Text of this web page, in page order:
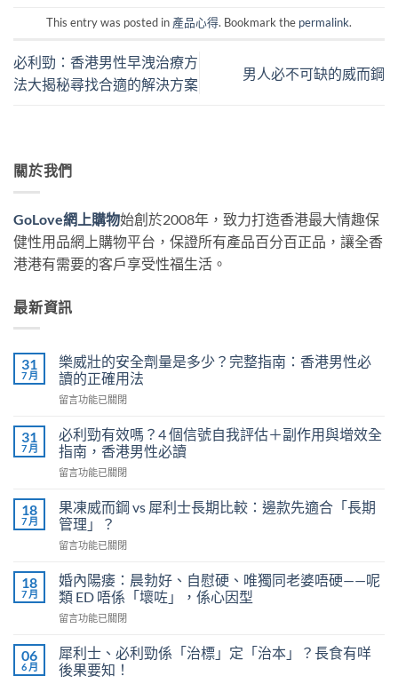
This entry was posted in 產品心得. Bookmark the permalink.
必利勁：香港男性早洩治療方
法大揭秘尋找合適的解決方案
男人必不可缺的威而鋼
關於我們
GoLove網上購物始創於2008年，致力打造香港最大情趣保
健性用品網上購物平台，保證所有產品百分百正品，讓全香
港港有需要的客戶享受性福生活。
最新資訊
31
7 月
樂威壯的安全劑量是多少？完整指南：香港男性必
讀的正確用法
在
威
壯
的
安
劑
量
是
多
完
整
南：
港
男
留言功能已關閉
31
7 月
必利勁有效嗎？4 個信號自我評估＋副作用與增效全
指南，香港男性必讀
在
利
勁
有
效
4
個
信
號
我
評
留言功能已關閉
18
7 月
果凍威而鋼 vs 犀利士長期比較：邊款先適合「長期
管理」？
在
凍
威
而
鋼
犀
利
士
留言功能已關閉
18
7 月
婚內陽痿：晨勃好、自慰硬、唯獨同老婆唔硬——呢
類 ED 唔係「壞咗」，係心因型
在
內
陽
痿：
留言功能已關閉
06
6 月
犀利士、必利勁係「治標」定「治本」？長食有咩
後果要知！